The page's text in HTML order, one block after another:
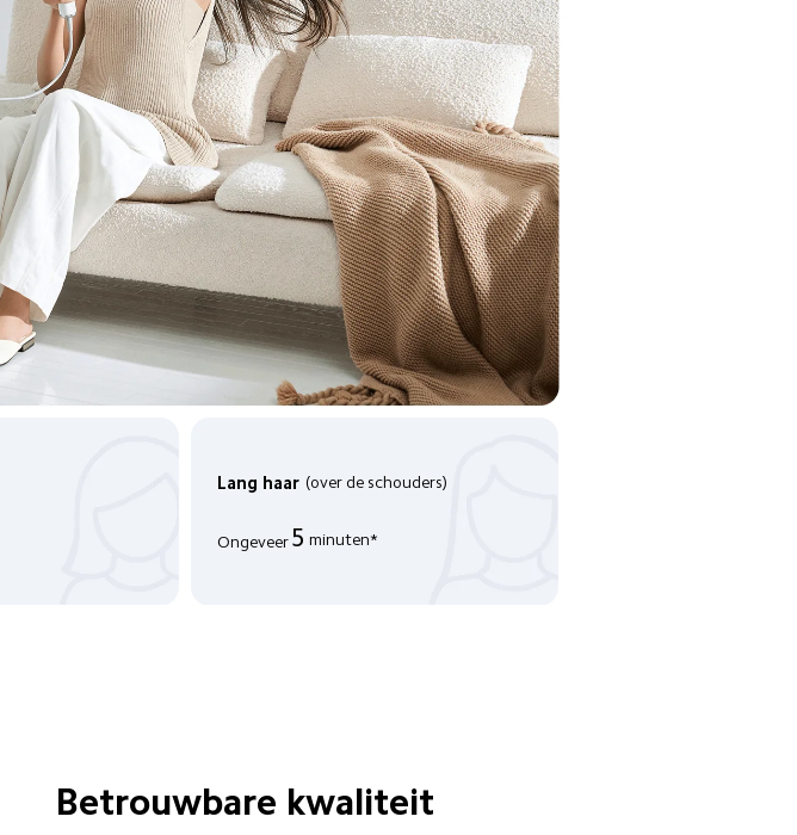
Lang haar (over de schouders)
Ongeveer 5 minuten*
Betrouwbare kwaliteit